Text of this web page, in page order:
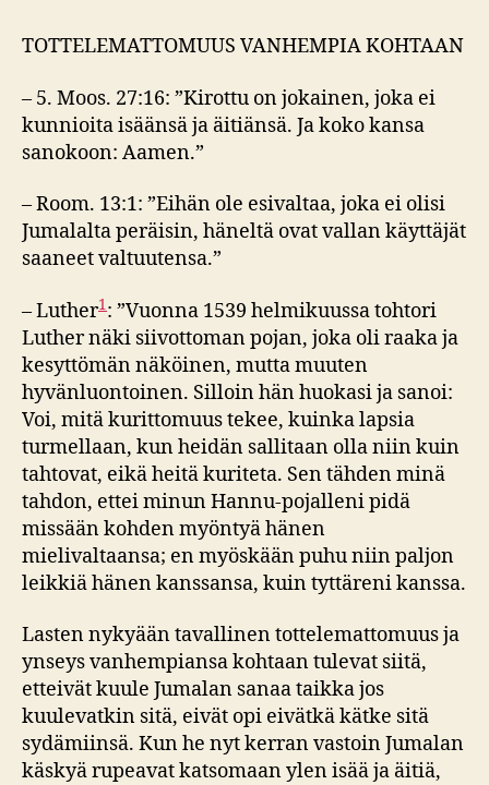
TOTTELEMATTOMUUS VANHEMPIA KOHTAAN
– 5. Moos. 27:16: ”Kirottu on jokainen, joka ei
kunnioita isäänsä ja äitiänsä. Ja koko kansa
sanokoon: Aamen.”
– Room. 13:1: ”Eihän ole esivaltaa, joka ei olisi
Jumalalta peräisin, häneltä ovat vallan käyttäjät
saaneet valtuutensa.”
– Luther1: ”Vuonna 1539 helmikuussa tohtori
Luther näki siivottoman pojan, joka oli raaka ja
kesyttömän näköinen, mutta muuten
hyvänluontoinen. Silloin hän huokasi ja sanoi:
Voi, mitä kurittomuus tekee, kuinka lapsia
turmellaan, kun heidän sallitaan olla niin kuin
tahtovat, eikä heitä kuriteta. Sen tähden minä
tahdon, ettei minun Hannu-pojalleni pidä
missään kohden myöntyä hänen
mielivaltaansa; en myöskään puhu niin paljon
leikkiä hänen kanssansa, kuin tyttäreni kanssa.
Lasten nykyään tavallinen tottelemattomuus ja
ynseys vanhempiansa kohtaan tulevat siitä,
etteivät kuule Jumalan sanaa taikka jos
kuulevatkin sitä, eivät opi eivätkä kätke sitä
sydämiinsä. Kun he nyt kerran vastoin Jumalan
käskyä rupeavat katsomaan ylen isää ja äitiä,